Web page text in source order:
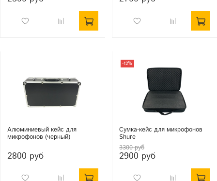
Алюминиевый кейс для
микрофонов (черный)
2800 руб
-12%
Сумка-кейс для микрофонов
Shure
3300 руб
2900 руб